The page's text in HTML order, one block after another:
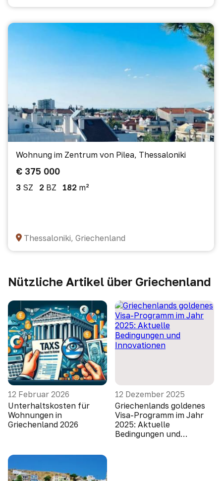
Wohnung im Zentrum von Pilea, Thessaloniki
€ 375 000
3 SZ 2 BZ 182 m²
Thessaloniki, Griechenland
Nützliche Artikel über Griechenland
12 Februar 2026
Unterhaltskosten für
Wohnungen in
Griechenland 2026
12 Dezember 2025
Griechenlands goldenes
Visa-Programm im Jahr
2025: Aktuelle
Bedingungen und